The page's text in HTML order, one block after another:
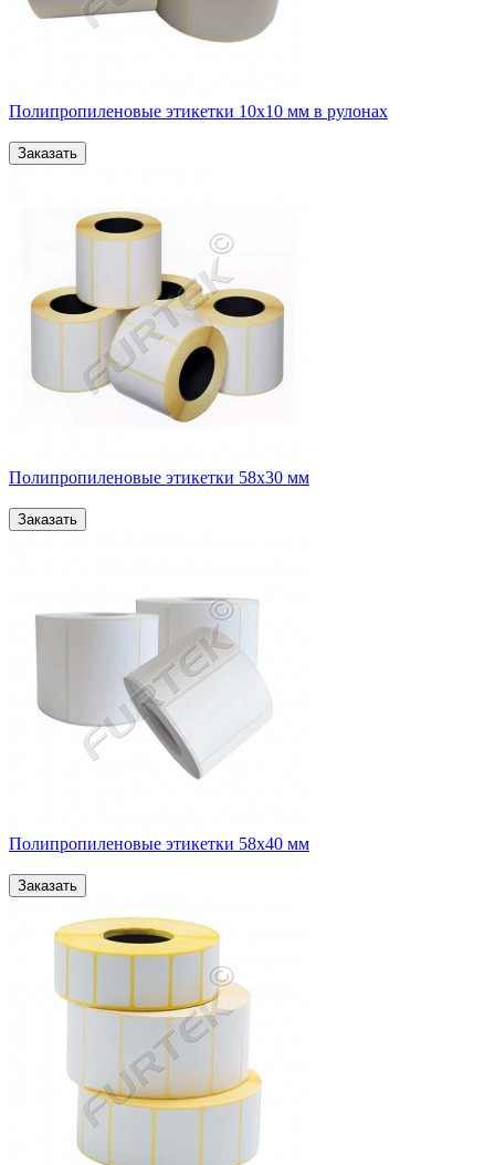
Полипропиленовые этикетки 10х10 мм в рулонах
Полипропиленовые этикетки 58х30 мм
Полипропиленовые этикетки 58х40 мм